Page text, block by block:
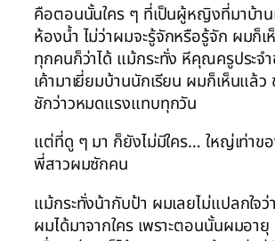
คือตอนนั้นใคร ๆ ที่เป็นผู้หญิงที่มาบ้าน
ห้องน้ำ ไม่ว่าผมจะรู้จักหรือรู้จัก ผมก็เ
ทุกคนก็ว่าได้ แม้กระทั่ง หีคุณครูประจ
เค้ามาเยี่ยมบ้านนักเรียน ผมก็เห็นแล้
ชักว่าวหมดแรงแทบทุกวัน
แต่ที่ดู ๆ มา ก็ยังไม่มีใคร… ใหญ่เท่าข
พี่สาวผมซักคน
แม้กระทั่งน้ากับป้า ผมเลยไม่แปลกใจ
ผมได้มาจากใคร เพราะตอนนั้นผมอา